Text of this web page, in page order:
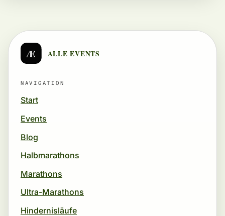
Æ ALLE EVENTS
NAVIGATION
Start
Events
Blog
Halbmarathons
Marathons
Ultra-Marathons
Hindernisläufe